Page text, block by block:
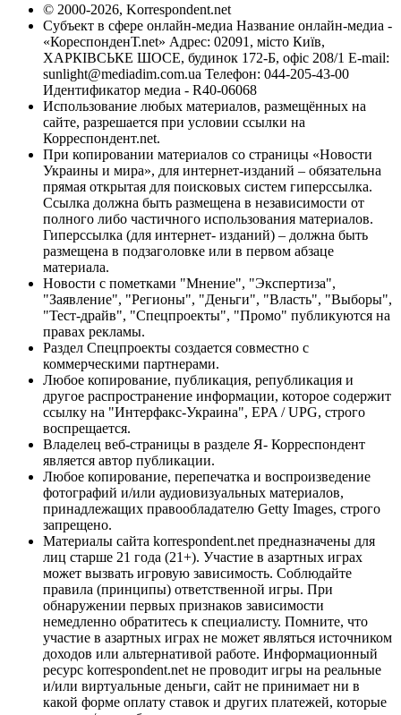
© 2000-2026, Korrespondent.net
Субъект в сфере онлайн-медиа Название онлайн-медиа -
«КореспонденТ.net» Адрес: 02091, місто Київ,
ХАРКІВСЬКЕ ШОСЕ, будинок 172-Б, офіс 208/1 E-mail:
sunlight@mediadim.com.ua Телефон: 044-205-43-00
Идентификатор медиа - R40-06068
Использование любых материалов, размещённых на
сайте, разрешается при условии ссылки на
Корреспондент.net.
При копировании материалов со страницы «Новости
Украины и мира», для интернет-изданий – обязательна
прямая открытая для поисковых систем гиперссылка.
Ссылка должна быть размещена в независимости от
полного либо частичного использования материалов.
Гиперссылка (для интернет- изданий) – должна быть
размещена в подзаголовке или в первом абзаце
материала.
Новости с пометками "Мнение", "Экспертиза",
"Заявление", "Регионы", "Деньги", "Власть", "Выборы",
"Тест-драйв", "Спецпроекты", "Промо" публикуются на
правах рекламы.
Раздел Спецпроекты создается совместно с
коммерческими партнерами.
Любое копирование, публикация, републикация и
другое распространение информации, которое содержит
ссылку на "Интерфакс-Украина", EPA / UPG, строго
воспрещается.
Владелец веб-страницы в разделе Я- Корреспондент
является автор публикации.
Любое копирование, перепечатка и воспроизведение
фотографий и/или аудиовизуальных материалов,
принадлежащих правообладателю Getty Images, строго
запрещено.
Материалы сайта korrespondent.net предназначены для
лиц старше 21 года (21+). Участие в азартных играх
может вызвать игровую зависимость. Соблюдайте
правила (принципы) ответственной игры. При
обнаружении первых признаков зависимости
немедленно обратитесь к специалисту. Помните, что
участие в азартных играх не может являться источником
доходов или альтернативой работе. Информационный
ресурс korrespondent.net не проводит игры на реальные
и/или виртуальные деньги, сайт не принимает ни в
какой форме оплату ставок и других платежей, которые